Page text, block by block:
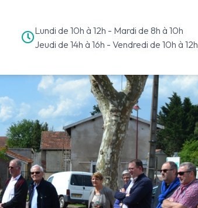
Lundi de 10h à 12h - Mardi de 8h à 10h
Jeudi de 14h à 16h - Vendredi de 10h à 12h